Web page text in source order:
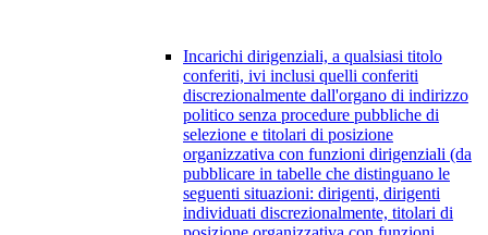
Incarichi dirigenziali, a qualsiasi titolo
conferiti, ivi inclusi quelli conferiti
discrezionalmente dall'organo di indirizzo
politico senza procedure pubbliche di
selezione e titolari di posizione
organizzativa con funzioni dirigenziali (da
pubblicare in tabelle che distinguano le
seguenti situazioni: dirigenti, dirigenti
individuati discrezionalmente, titolari di